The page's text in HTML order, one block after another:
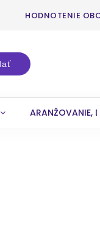
HODNOTENIE
ARANŽOVANIE,